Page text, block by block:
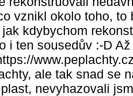
vznikl okolo toho, to
kdybychom
i ten sousedův :-D
ale tak snad se
nevyhazovali